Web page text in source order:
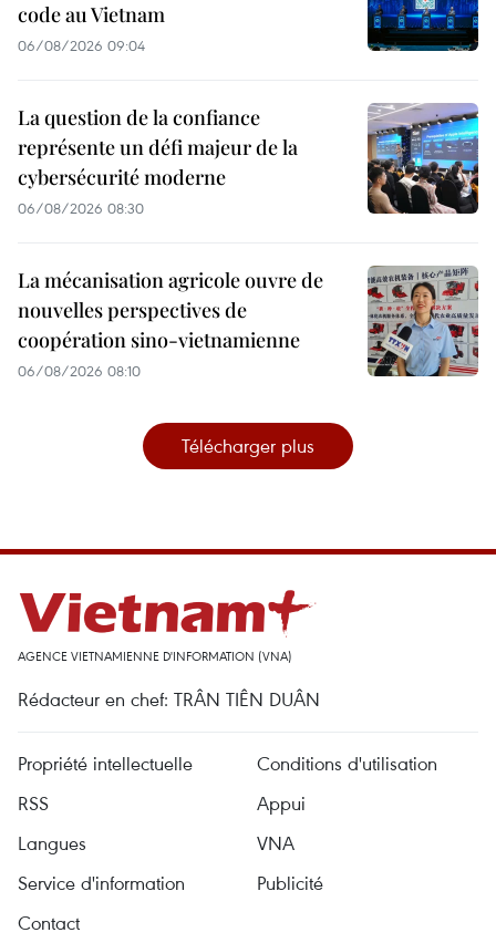
code au Vietnam
06/08/2026 09:04
La question de la confiance
représente un défi majeur de la
cybersécurité moderne
06/08/2026 08:30
La mécanisation agricole ouvre de
nouvelles perspectives de
coopération sino-vietnamienne
06/08/2026 08:10
Télécharger plus
AGENCE VIETNAMIENNE D'INFORMATION (VNA)
Rédacteur en chef: TRÂN TIÊN DUÂN
Propriété intellectuelle
Conditions d'utilisation
RSS
Appui
Langues
VNA
Service d'information
Publicité
Contact